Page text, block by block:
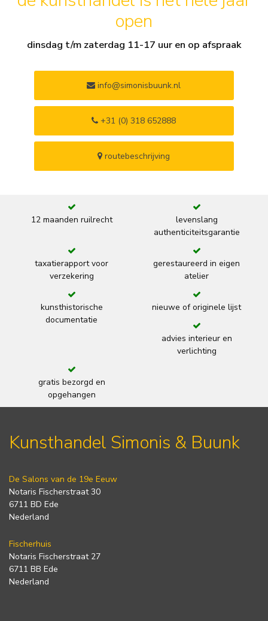
open
dinsdag t/m zaterdag 11-17 uur en op afspraak
info@simonisbuunk.nl
+31 (0) 318 652888
routebeschrijving
12 maanden ruilrecht
levenslang
authenticiteitsgarantie
taxatierapport voor
verzekering
gerestaureerd in eigen
atelier
kunsthistorische
documentatie
nieuwe of originele lijst
advies interieur en
verlichting
gratis bezorgd en
opgehangen
Kunsthandel Simonis & Buunk
De Salons van de 19e Eeuw
Notaris Fischerstraat 30
6711 BD Ede
Nederland
Fischerhuis
Notaris Fischerstraat 27
6711 BB Ede
Nederland